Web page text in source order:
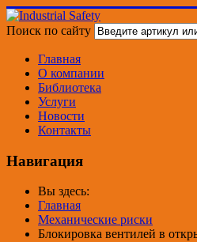
Поиск по сайту
Главная
О компании
Библиотека
Услуги
Новости
Контакты
Навигация
Вы здесь:
Главная
Механические риски
Блокировка вентилей в